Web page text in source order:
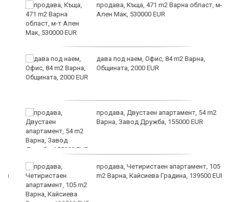
продава, Къща, 471 m2 Варна област, м-т
Ален Мак, 530000 EUR
дава под наем, Офис, 84 m2 Варна,
Общината, 2000 EUR
продава, Двустаен апартамент, 54 m2
Варна, Завод Дружба, 155000 EUR
продава, Четиристаен апартамент, 105
m2 Варна, Кайсиева Градина, 139500 EUR